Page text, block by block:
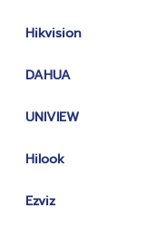
Hikvision
DAHUA
UNIVIEW
Hilook
Ezviz